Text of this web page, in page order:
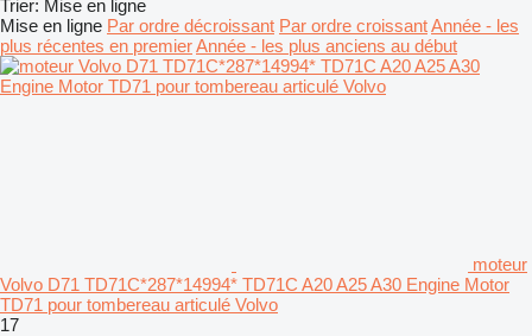
Trier: Mise en ligne
Mise en ligne Par ordre décroissant Par ordre croissantAnnée - les
plus récentes en premierAnnée - les plus anciens au début
moteur
Volvo D71 TD71C*287*14994* TD71C A20 A25 A30 Engine Motor
TD71 pour tombereau articulé Volvo
17